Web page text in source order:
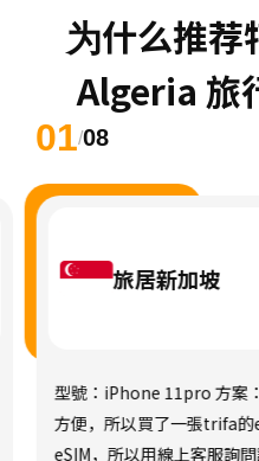
为什么推荐
Algeria 旅
01/08
旅居新加坡
型號：iPhone 11pro 方案
方便，所以買了一張trifa的
eSIM，所以用線上客服詢